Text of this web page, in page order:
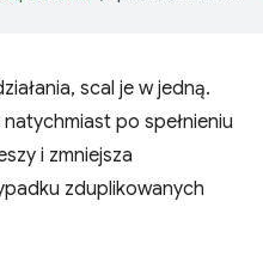
scal je w jedną.
natychmiast po spełnieniu
i zmniejsza
zduplikowanych